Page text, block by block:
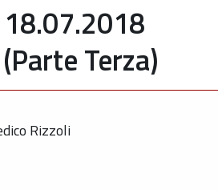
Terza)
Rizzoli